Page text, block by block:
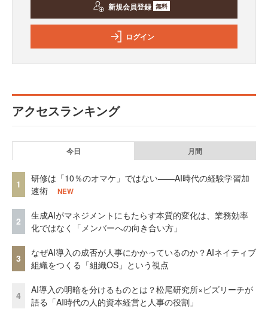
新規会員登録 無料
ログイン
アクセスランキング
今日 月間
1
研修は「10％のオマケ」ではない——AI時代の経験学習加
速術
NEW
2
生成AIがマネジメントにもたらす本質的変化は、業務効率
化ではなく「メンバーへの向き合い方」
3
なぜAI導入の成否が人事にかかっているのか？AIネイティブ
組織をつくる「組織OS」という視点
4
AI導入の明暗を分けるものとは？松尾研究所×ビズリーチが
語る「AI時代の人的資本経営と人事の役割」